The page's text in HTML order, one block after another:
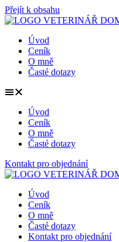
Přejít k obsahu
Úvod
Ceník
O mně
Časté dotazy
Úvod
Ceník
O mně
Časté dotazy
Kontakt pro objednání
Úvod
Ceník
O mně
Časté dotazy
Kontakt pro objednání